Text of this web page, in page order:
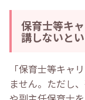
保育士等キ
講しないと
「保育士等キャ
ません。ただし